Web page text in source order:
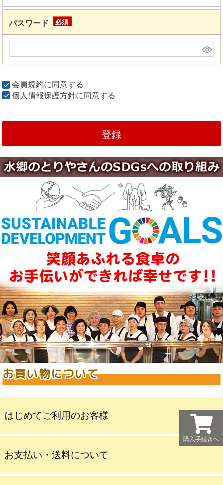
パスワード
須)
会員規約に同意する
個人情報保護方針に同意する
登録
お買い物について
はじめてご利用のお客様
お支払い・送料について
購入手続きへ